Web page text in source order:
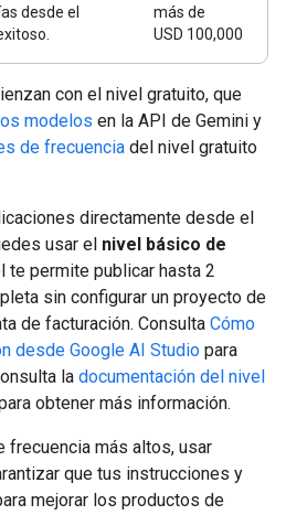
desde el
más de
USD 100,000
con el nivel gratuito, que
modelos en la API de Gemini y
de frecuencia del nivel gratuito
directamente desde el
usar el nivel básico de
te permite publicar hasta 2
sin configurar un proyecto de
de facturación. Consulta Cómo
desde Google AI Studio para
la documentación del nivel
obtener más información.
frecuencia más altos, usar
que tus instrucciones y
mejorar los productos de